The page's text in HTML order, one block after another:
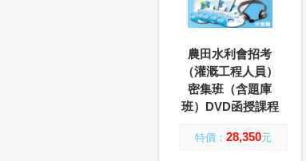
農田水利會招考
（灌溉工程人員）
密集班（含題庫
班）DVD函授課程
特價： 28,350元